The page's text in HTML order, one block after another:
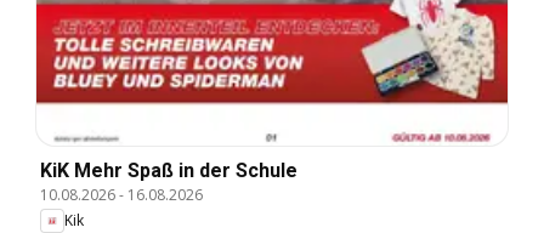
KiK Mehr Spaß in der Schule
10.08.2026- 16.08.2026
Kik